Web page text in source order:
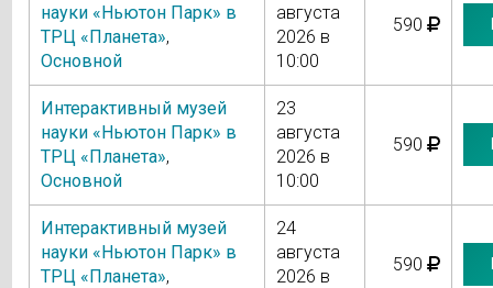
науки «Ньютон Парк» в
ТРЦ «Планета»,
Основной
августа
2026 в
10:00
590
Интерактивный музей
науки «Ньютон Парк» в
ТРЦ «Планета»,
Основной
23
августа
2026 в
10:00
590
Интерактивный музей
науки «Ньютон Парк» в
ТРЦ «Планета»,
24
августа
2026 в
590